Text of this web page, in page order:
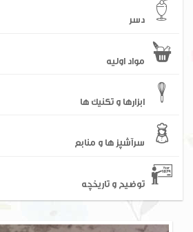
دسر
مواد اولیه
ابزارها و تکنیک ها
سرآشپز ها و منابع
توضیح و تاریخچه